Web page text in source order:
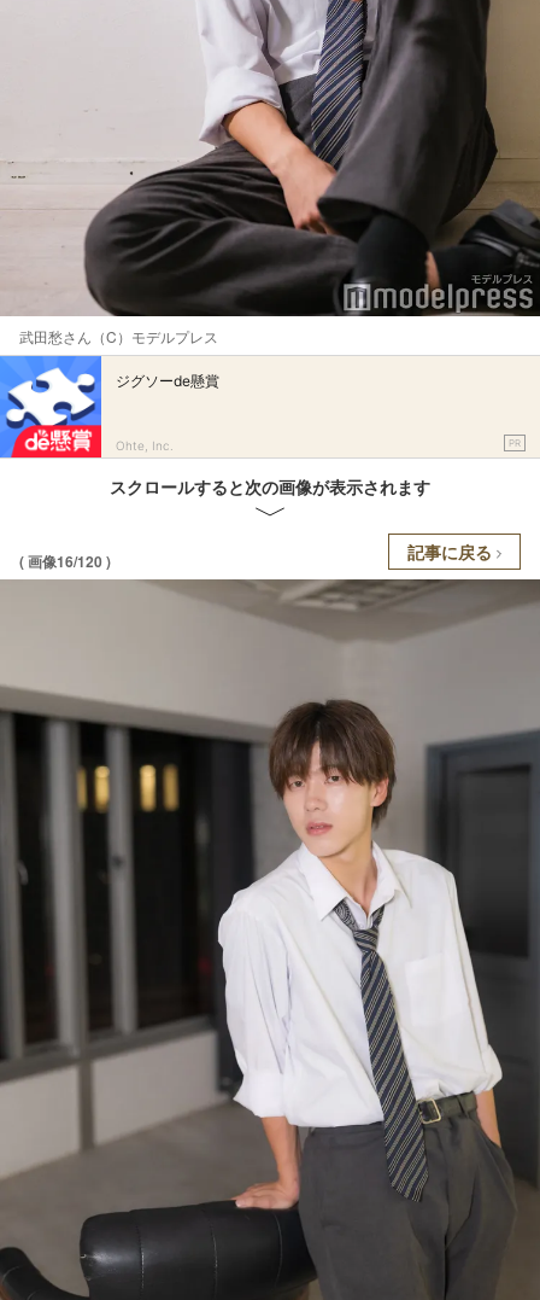
武田愁さん（C）モデルプレス
ジグソーde懸賞
Ohte, Inc. PR
スクロールすると次の画像が表示されます
( 画像16/120 ) 記事に戻る